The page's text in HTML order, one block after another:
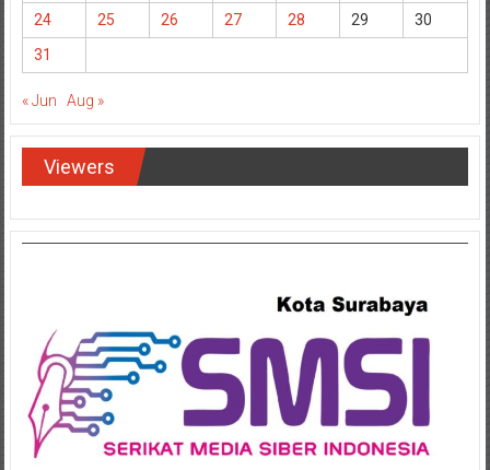
24
25 26 27 28 29
30
31
« Jun Aug »
Viewers